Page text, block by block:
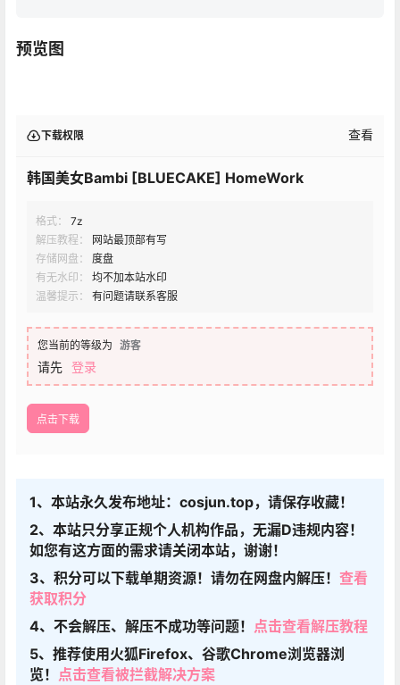
预览图
下载权限 查看
韩国美女Bambi [BLUECAKE] HomeWork
格式：
7z
解压教程：
网站最顶部有写
存储网盘：
度盘
有无水印：
均不加本站水印
温馨提示：
有问题请联系客服
您当前的等级为 游客
请先 登录
点击下载
1、本站永久发布地址：cosjun.top，请保存收藏！
2、本站只分享正规个人机构作品，无漏D违规内容！
如您有这方面的需求请关闭本站，谢谢！
3、积分可以下载单期资源！请勿在网盘内解压！ 查看
获取积分
4、不会解压、解压不成功等问题！ 点击查看解压教程
5、推荐使用火狐Firefox、谷歌Chrome浏览器浏
览！ 点击查看被拦截解决方案